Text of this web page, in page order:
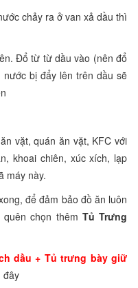
chảy ra ở van xả dầu thì
Đổ từ từ dầu vào (nên đổ
bị đẩy lên trên dầu sẽ
vặt, quán ăn vặt, KFC với
khoai chiên, xúc xích, lạp
máy này.
để đảm bảo đồ ăn luôn
chọn thêm Tủ Trưng
dầu + Tủ trưng bày giữ
đây